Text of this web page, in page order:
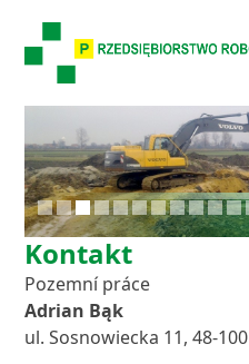
content
Kontakt
Pozemní práce
Adrian Bąk
ul. Sosnowiecka 11, 48-100